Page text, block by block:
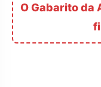
O Gabarito da